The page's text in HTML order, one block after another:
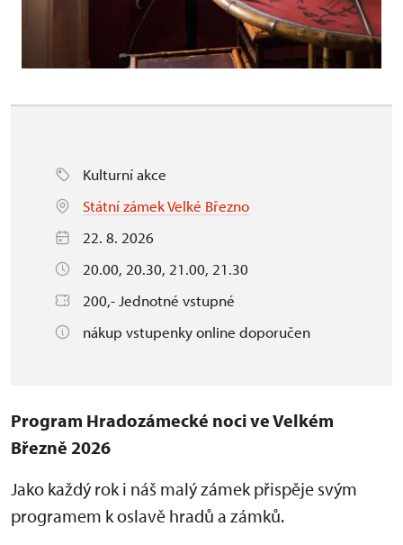
Kulturní akce
Státní zámek Velké Březno
22. 8. 2026
20.00, 20.30, 21.00, 21.30
200,- Jednotné vstupné
nákup vstupenky online doporučen
Program Hradozámecké noci ve Velkém
Březně 2026
Jako každý rok i náš malý zámek přispěje svým
programem k oslavě hradů a zámků.